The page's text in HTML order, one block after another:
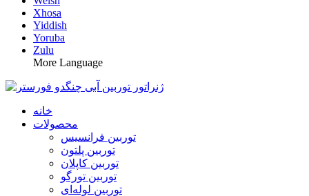
Xhosa
Yiddish
Yoruba
Zulu
More Language
خانه
محصولات
توربین فرانسیس
توربین پلتون
توربین کاپلان
توربین تورگو
توربین لوله‌ای